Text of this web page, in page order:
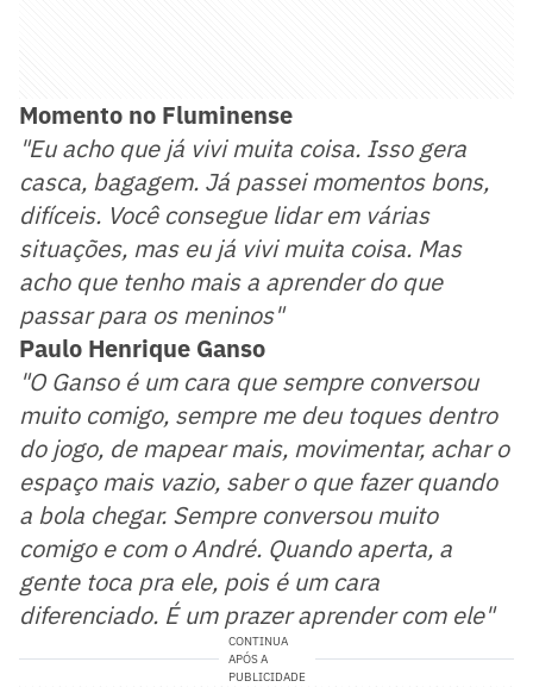
Momento no Fluminense
"Eu acho que já vivi muita coisa. Isso gera
casca, bagagem. Já passei momentos bons,
difíceis. Você consegue lidar em várias
situações, mas eu já vivi muita coisa. Mas
acho que tenho mais a aprender do que
passar para os meninos"
Paulo Henrique Ganso
"O Ganso é um cara que sempre conversou
muito comigo, sempre me deu toques dentro
do jogo, de mapear mais, movimentar, achar o
espaço mais vazio, saber o que fazer quando
a bola chegar. Sempre conversou muito
comigo e com o André. Quando aperta, a
gente toca pra ele, pois é um cara
diferenciado. É um prazer aprender com ele"
CONTINUA
APÓS A
PUBLICIDADE